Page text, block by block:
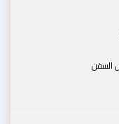
السفن